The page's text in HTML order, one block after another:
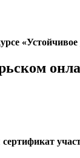
сертификат